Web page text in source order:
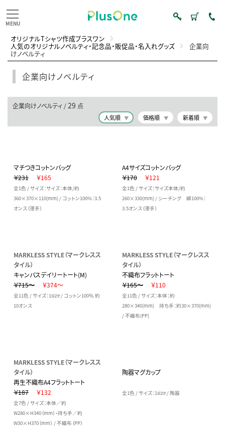
オリジナルTシャツ作成プラスワン
人気のオリジナルノベルティ・記念品・販促品・名入れグッズ 企業向
けノベルティ
企業向けノベルティ
企業向けノベルティ /29 点
人気順 価格順 新着順
マチつきコットンバッグ
￥231
￥165
全1色 / サイズ：サイズ：本体/約
360×370×110(mm) / コットン100%：3.5
オンス（薄手）
A4サイズコットンバッグ
￥170
￥121
全1色 / サイズ：サイズ本体/約
260×330(mm) / シーチング 綿100%：
3.5オンス（薄手）
MARKLESS STYLE（マークレスス
タイル）
キャンバスデイリートート(M)
￥715～
￥374～
全11色 / サイズ：1size / コットン100％ 約
10オンス
MARKLESS STYLE（マークレスス
タイル）
不織布フラットトート
￥165～
￥110
全11色 / サイズ：本体：約
280×340(mm) 持ち手：約30×370(mm)
/ 不織布(PP)
MARKLESS STYLE（マークレスス
タイル）
再生不織布A4フラットトート
￥187
￥132
全7色 / サイズ：本体／約
W280×H340（mm）・持ち手／約
W30×H370（mm） / 不織布（PP）
陶器マグカップ
全1色 / サイズ：1size / 陶器